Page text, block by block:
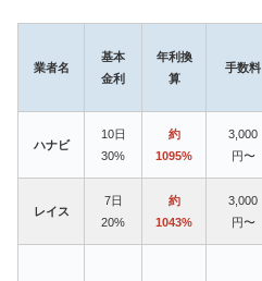
業者名
基本
金利
年利換
算
手数料
ハナビ
10日
30%
約
1095%
3,000
円〜
レイス
7日
20%
約
1043%
3,000
円〜